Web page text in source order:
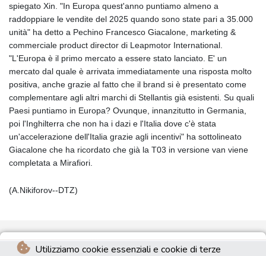
Utilizziamo cookie essenziali e cookie di terze
spiegato Xin. "In Europa quest'anno puntiamo almeno a
raddoppiare le vendite del 2025 quando sono state pari a 35.000
unità" ha detto a Pechino Francesco Giacalone, marketing &
commerciale product director di Leapmotor International.
"L'Europa è il primo mercato a essere stato lanciato. E' un
mercato dal quale è arrivata immediatamente una risposta molto
positiva, anche grazie al fatto che il brand si è presentato come
complementare agli altri marchi di Stellantis già esistenti. Su quali
Paesi puntiamo in Europa? Ovunque, innanzitutto in Germania,
poi l'Inghilterra che non ha i dazi e l'Italia dove c'è stata
un'accelerazione dell'Italia grazie agli incentivi" ha sottolineato
Giacalone che ha ricordato che già la T03 in versione van viene
completata a Mirafiori.
(A.Nikiforov--DTZ)